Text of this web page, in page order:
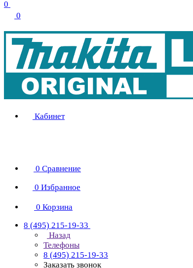
0
0
Кабинет
0 Сравнение
0 Избранное
0 Корзина
8 (495) 215-19-33
Назад
Телефоны
8 (495) 215-19-33
Заказать звонок